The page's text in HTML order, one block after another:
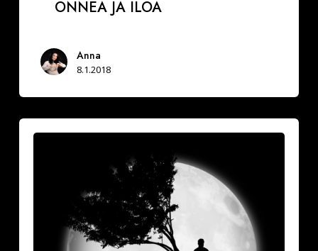
ONNEA JA ILOA
Anna
8.1.2018